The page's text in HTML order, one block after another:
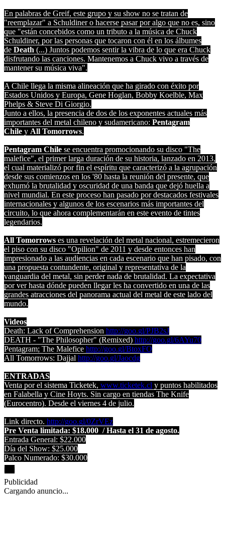
En palabras de Greif, este grupo y su show no se tratan de
"reemplazar" a Schuldiner o hacerse pasar por algo que no es, sino
que "están concebidos como un tributo a la música de Chuck
Schuldiner, por las personas que tocaron con él en los álbumes
de Death (...) Juntos podemos sentir la vibra de lo que era Chuck
disfrutando las canciones. Mantenemos a Chuck vivo a través de
mantener su música viva".
A Chile llega la misma alineación que ha girado con éxito por
Estados Unidos y Europa, Gene Hoglan, Bobby Koelble, Max
Phelps & Steve Di Giorgio.
Junto a ellos, la presencia de dos de los exponentes actuales más
importantes del metal chileno y sudamericano: Pentagram
Chile y All Tomorrows.
Pentagram Chile se encuentra promocionando su disco "The
malefice", el primer larga duración de su historia, lanzado en 2013,
el cual materializó por fin el espíritu que caracterizó a la agrupación
desde sus comienzos en los '80 hasta la reunión del presente, que
exhumó la brutalidad y oscuridad de una banda que dejó huella a
nivel mundial. En este proceso han pasado por destacados festivales
internacionales y algunos de los escenarios más importantes del
circuito, lo que ahora complementarán en este evento de tintes
legendarios.
All Tomorrows es una revelación del metal nacional, estremecieron
el piso con su disco "Opilion" de 2011 y desde entonces han
impresionado a las audiencias en cada escenario que han pisado, con
una propuesta contundente, original y representativa de la
vanguardia del metal, sin perder nada de brutalidad. La expectativa
por ver hasta dónde pueden llegar les ha convertido en una de las
grandes atracciones del panorama actual del metal de este lado del
mundo.
Videos
Death: Lack of Comprehension http://goo.gl/PJB2sJ
DEATH - "The Philosopher" (Remixed) http://goo.gl/6AYu70
Pentagram; The Malefice http://goo.gl/BtoxFO
All Tomorrows: Dajjal http://goo.gl/Jaocdg
ENTRADAS
Venta por el sistema Ticketek, www.ticketek.cl y puntos habilitados
en Falabella y Cine Hoyts. Sin cargo en tiendas The Knife
(Eurocentro). Desde el viernes 4 de julio.
Link directo. http://goo.gl/0ZrVEz
Pre Venta limitada: $18.000 / Hasta el 31 de agosto.
Entrada General: $22.000
Día del Show: $25.000
Palco Numerado: $30.000
Publicidad
Cargando anuncio...